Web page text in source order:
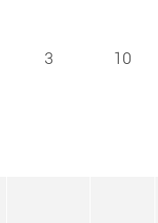
3 10